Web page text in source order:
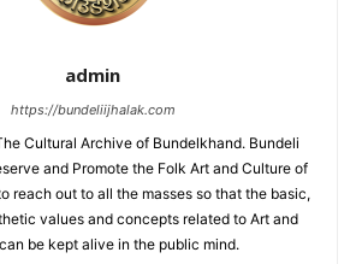
admin
https://bundeliijhalak.com
Cultural Archive of Bundelkhand. Bundeli
and Promote the Folk Art and Culture of
reach out to all the masses so that the basic,
values and concepts related to Art and
be kept alive in the public mind.